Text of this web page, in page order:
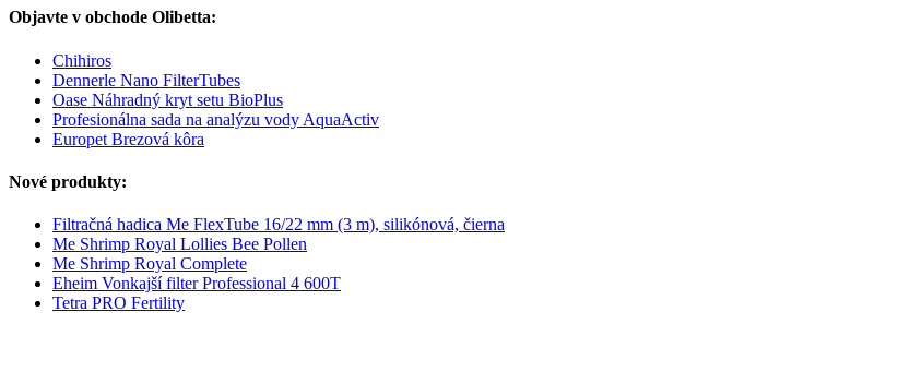
Objavte v obchode Olibetta:
Chihiros
Dennerle Nano FilterTubes
Oase Náhradný kryt setu BioPlus
Profesionálna sada na analýzu vody AquaActiv
Europet Brezová kôra
Nové produkty:
Filtračná hadica Me FlexTube 16/22 mm (3 m), silikónová, čierna
Me Shrimp Royal Lollies Bee Pollen
Me Shrimp Royal Complete
Eheim Vonkajší filter Professional 4 600T
Tetra PRO Fertility